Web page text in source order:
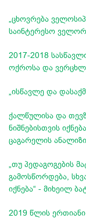
„ცხოვრება
საინტერესო
2017-2018
ოქროსა და
„ისწავლე და
ქალწულისა და
ნიშნებისთვის
ცაგარელის ანალიზი
„თუ პედაგოგების
გამოსწორდება,
იქნება“ - მიხეილ
2019 წლის